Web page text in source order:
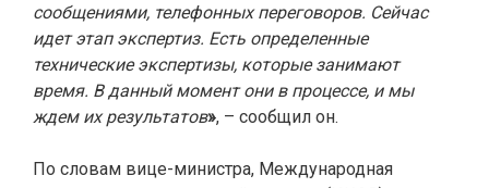
сообщениями, телефонных переговоров. Сейчас
идет этап экспертиз. Есть определенные
технические экспертизы, которые занимают
время. В данный момент они в процессе, и мы
ждем их результатов», – сообщил он.
По словам вице-министра, Международная